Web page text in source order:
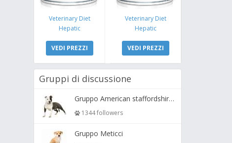
Veterinary Diet
Hepatic
VEDI PREZZI
Veterinary Diet
Hepatic
VEDI PREZZI
Gruppi di discussione
Gruppo American staffordshire terrier ( amstaff, amastaff )
1344 followers
Gruppo Meticci